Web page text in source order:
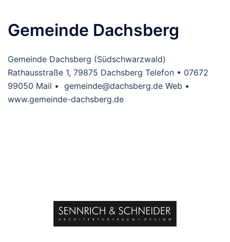
Gemeinde Dachsberg
Gemeinde Dachsberg (Südschwarzwald)
Rathausstraße 1, 79875 Dachsberg Telefon • 07672
99050 Mail • gemeinde@dachsberg.de Web •
www.gemeinde-dachsberg.de